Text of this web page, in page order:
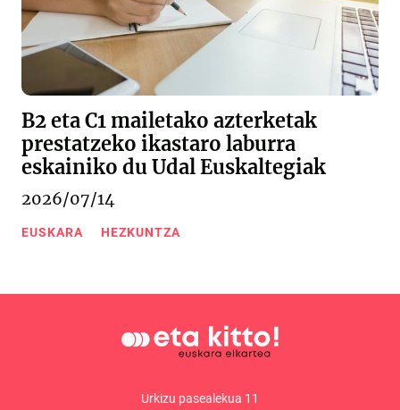
B2 eta C1 mailetako azterketak
prestatzeko ikastaro laburra
eskainiko du Udal Euskaltegiak
2026/07/14
EUSKARA HEZKUNTZA
Urkizu pasealekua 11